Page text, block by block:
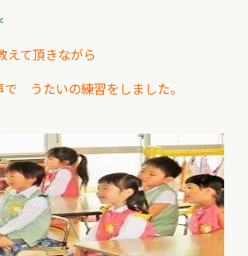
えて頂きながら
で うたいの練習をしました。